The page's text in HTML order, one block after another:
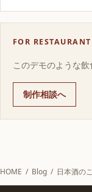
FOR
このデモのような飲
制作相談へ
HOME / Blog / 日本酒の